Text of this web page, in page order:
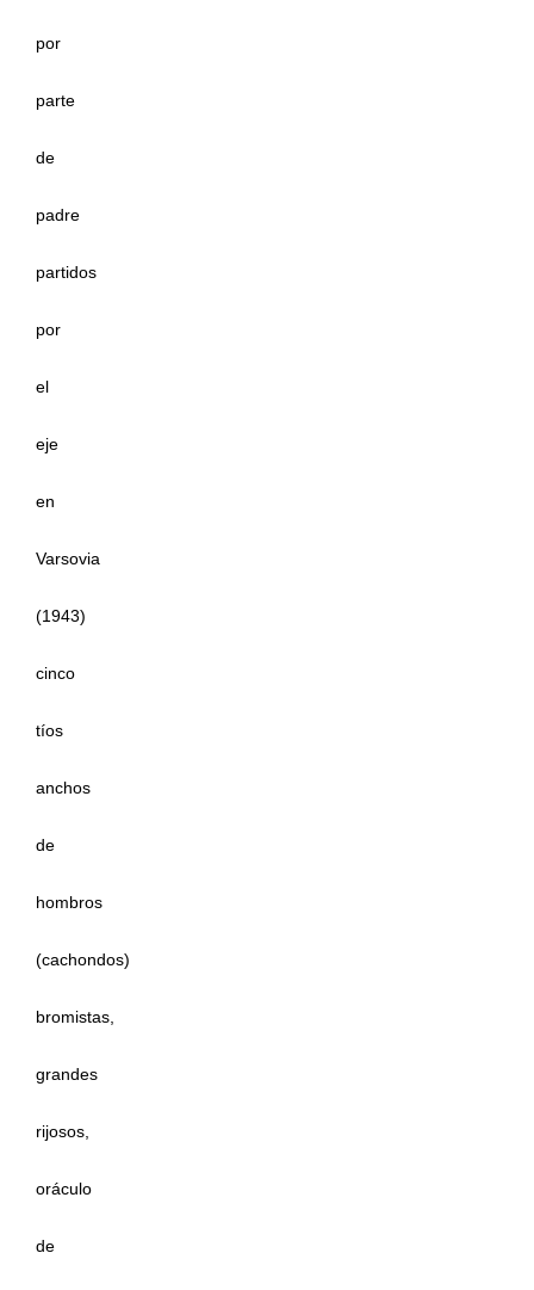
por
parte
de
padre
partidos
por
el
eje
en
Varsovia
(1943)
cinco
tíos
anchos
de
hombros
(cachondos)
bromistas,
grandes
rijosos,
oráculo
de